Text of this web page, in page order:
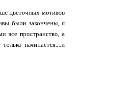
цветочных мотивов
были закончены, я
все пространство, а
начинается....и